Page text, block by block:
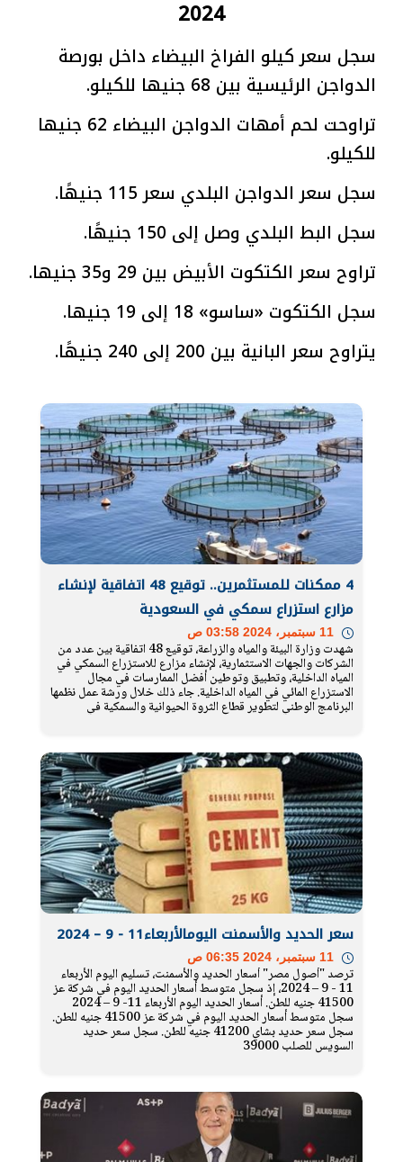
2024
سجل سعر كيلو الفراخ البيضاء داخل بورصة
الدواجن الرئيسية بين 68 جنيها للكيلو.
تراوحت لحم أمهات الدواجن البيضاء 62 جنيها
للكيلو.
سجل سعر الدواجن البلدي سعر 115 جنيهًا.
سجل البط البلدي وصل إلى 150 جنيهًا.
تراوح سعر الكتكوت الأبيض بين 29 و35 جنيها.
سجل الكتكوت «ساسو» 18 إلى 19 جنيها.
يتراوح سعر البانية بين 200 إلى 240 جنيهًا.
4 ممكنات للمستثمرين.. توقيع 48 اتفاقية لإنشاء
مزارع استزراع سمكي في السعودية
شهدت وزارة البيئة والمياه والزراعة، توقيع 48 اتفاقية بين عدد من
الشركات والجهات الاستثمارية، لإنشاء مزارع للاستزراع السمكي في
المياه الداخلية، وتطبيق وتوطين أفضل الممارسات في مجال
الاستزراع المائي في المياه الداخلية. جاء ذلك خلال ورشة عمل نظمها
البرنامج الوطني لتطوير قطاع الثروة الحيوانية والسمكية في
سعر الحديد والأسمنت اليومالأربعاء11 - 9 – 2024
ترصد "أصول مصر" أسعار الحديد والأسمنت، تسليم اليوم الأربعاء
11 - 9 – 2024، إذ سجل متوسط أسعار الحديد اليوم في شركة عز
41500 جنيه للطن. أسعار الحديد اليوم الأربعاء 11- 9 – 2024
سجل متوسط أسعار الحديد اليوم في شركة عز 41500 جنيه للطن.
سجل سعر حديد بشاي 41200 جنيه للطن. سجل سعر حديد
السويس للصلب 39000